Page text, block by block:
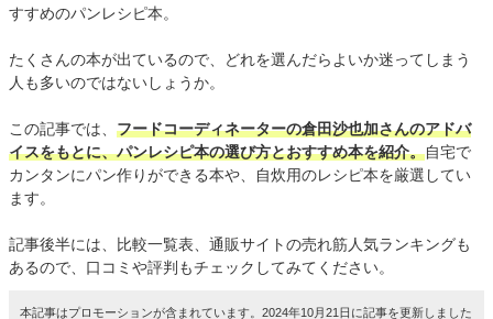
すすめのパンレシピ本。
たくさんの本が出ているので、どれを選んだらよいか迷ってしまう
人も多いのではないしょうか。
この記事では、 フードコーディネーターの倉田沙也加さんのアドバ
イスをもとに、パンレシピ本の選び方とおすすめ本を紹介。自宅で
カンタンにパン作りができる本や、自炊用のレシピ本を厳選してい
ます。
記事後半には、比較一覧表、通販サイトの売れ筋人気ランキングも
あるので、口コミや評判もチェックしてみてください。
本記事はプロモーションが含まれています。2024年10月21日に記事を更新しました